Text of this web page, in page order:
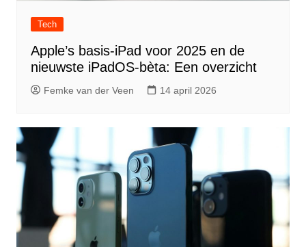
Tech
Apple’s basis-iPad voor 2025 en de
nieuwste iPadOS-bèta: Een overzicht
Femke van der Veen 14 april 2026